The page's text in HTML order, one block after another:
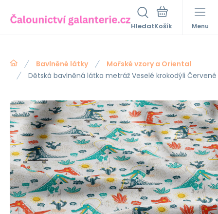
Hledat Menu
Bavlněné látky
Mořské vzory a Oriental
Dětská bavlněná látka metráž Veselé krokodýli